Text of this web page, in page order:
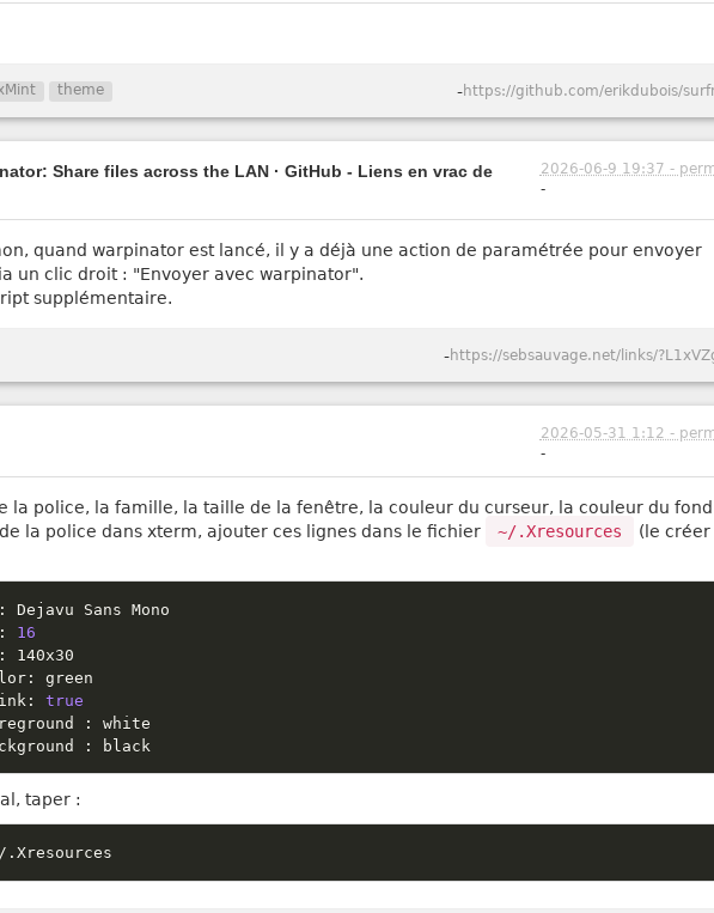
theme -https://github.com/erikdubois/
Share files across the LAN · GitHub - Liens en vrac de
2026-06-9 19:37 -
-
quand warpinator est lancé, il y a déjà une action de paramétrée pour envoyer
un clic droit : "Envoyer avec warpinator".
supplémentaire.
-https://sebsauvage.net/links/
2026-05-31 1:12 -
-
la police, la famille, la taille de la fenêtre, la couleur du curseur, la couleur du
la police dans xterm, ajouter ces lignes dans le fichier
~/.Xresources
(le créer
:
Dejavu Sans Mono
:
16
:
140x30
:
green
:
true
:
white
: black
taper :
/ .Xresources